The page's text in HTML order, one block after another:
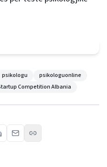
psikologu
psikologuonline
Competition Albania